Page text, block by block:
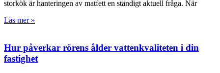
storkök är hanteringen av matfett en ständigt aktuell fråga. När
Läs mer »
Hur påverkar rörens ålder vattenkvaliteten i din
fastighet